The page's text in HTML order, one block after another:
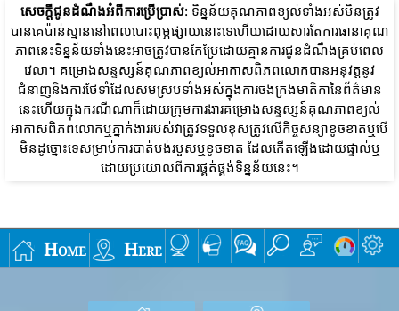
សេចក្តីជូនដំណឹងអំពីការប្រើប្រាស់: ទិន្នន័យគុណភាពខ្យល់ទាំងអស់មិនត្រូវ
បានគេប៉ាន់ស្មាននៅពេលបោះពុម្ភផ្សាយនោះទេហើយដោយសារតែការធានាគុណ
ភាពនេះទិន្នន័យទាំងនេះអាចត្រូវបានកែប្រែដោយគ្មានការជូនដំណឹងគ្រប់ពេល
វេលា។ គម្រោងសន្ទស្សន៍គុណភាពខ្យល់អាកាសពិភពលោកបានអនុវត្តនូវ
ជំនាញនិងការថែទាំដែលសមស្របទាំងអស់ក្នុងការចងក្រងមាតិកានៃព័ត៌មាន
នេះហើយក្នុងករណីណាក៏ដោយក្រុមការងារគម្រោងសន្ទស្សន៍គុណភាពខ្យល់
អាកាសពិភពលោកឬភ្នាក់ងាររបស់វាត្រូវទទួលខុសត្រូវលើកិច្ចសន្យាខូចខាតឬបើ
មិនដូច្នោះទេសម្រាប់ការបាត់បង់របួសឬខូចខាត ដែលកើតឡើងដោយផ្ទាល់ឬ
ដោយប្រយោលពីការផ្គត់ផ្គង់ទិន្នន័យនេះ។
Home Here